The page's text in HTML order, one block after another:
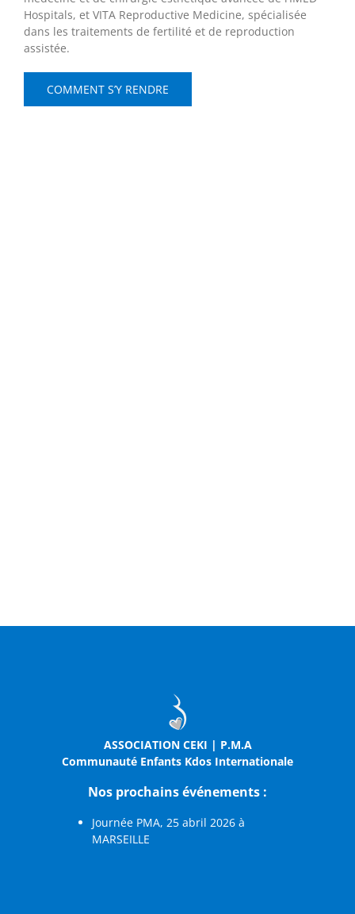
Hospitals, et VITA Reproductive Medicine, spécialisée
dans les traitements de fertilité et de reproduction
assistée.
COMMENT S’Y RENDRE
ASSOCIATION CEKI | P.M.A
Communauté Enfants Kdos Internationale
Nos prochains événements :
Journée PMA, 25 abril 2026 à
MARSEILLE